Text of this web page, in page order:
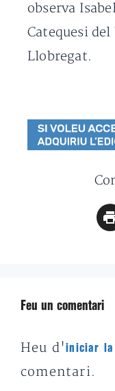
observa
Catequesi
Llobregat.
Feu un comentari
Heu d'iniciar la
comentari.